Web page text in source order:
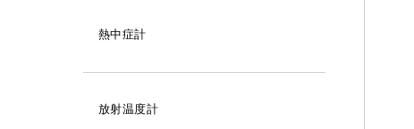
変換器
アナログ温湿度計
自記記録計（温湿度）
熱中症計
放射温度計